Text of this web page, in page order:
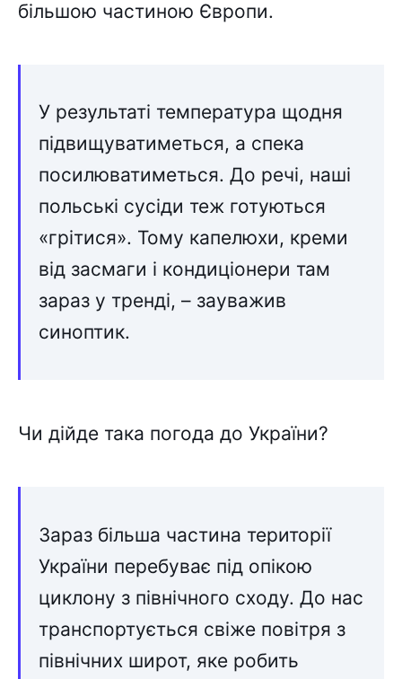
більшою частиною Європи.
У результаті температура щодня
підвищуватиметься, а спека
посилюватиметься. До речі, наші
польські сусіди теж готуються
«грітися». Тому капелюхи, креми
від засмаги і кондиціонери там
зараз у тренді, – зауважив
синоптик.
Чи дійде така погода до України?
Зараз більша частина території
України перебуває під опікою
циклону з північного сходу. До нас
транспортується свіже повітря з
північних широт, яке робить